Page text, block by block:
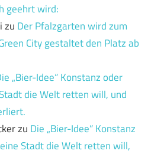
geehrt wird:
zu Der Pfalzgarten wird zum
City gestaltet den Platz ab
„Bier-Idee“ Konstanz oder
die Welt retten will, und
zu Die „Bier-Idee“ Konstanz
Stadt die Welt retten will,